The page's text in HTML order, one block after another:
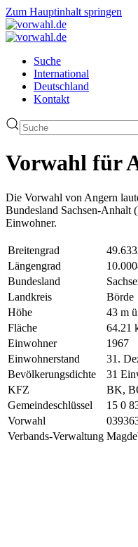
Zum Hauptinhalt springen
Suche
International
Deutschland
Kontakt
Vorwahl für
Die Vorwahl von Angern
Bundesland Sachsen-Anhalt
Einwohner.
Breitengrad
Längengrad
Bundesland
Landkreis
Börde
Höhe
43 m
Fläche
64.21
Einwohner
1967
Einwohnerstand
31.
Bevölkerungsdichte
31
KFZ
BK,
Gemeindeschlüssel
15 0
Vorwahl
Verbands-Verwaltung